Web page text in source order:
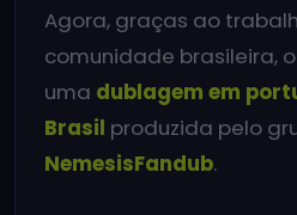
Agora, graças ao
comunidade brasileira,
uma dublagem em
Brasil produzida pelo
NemesisFandub.